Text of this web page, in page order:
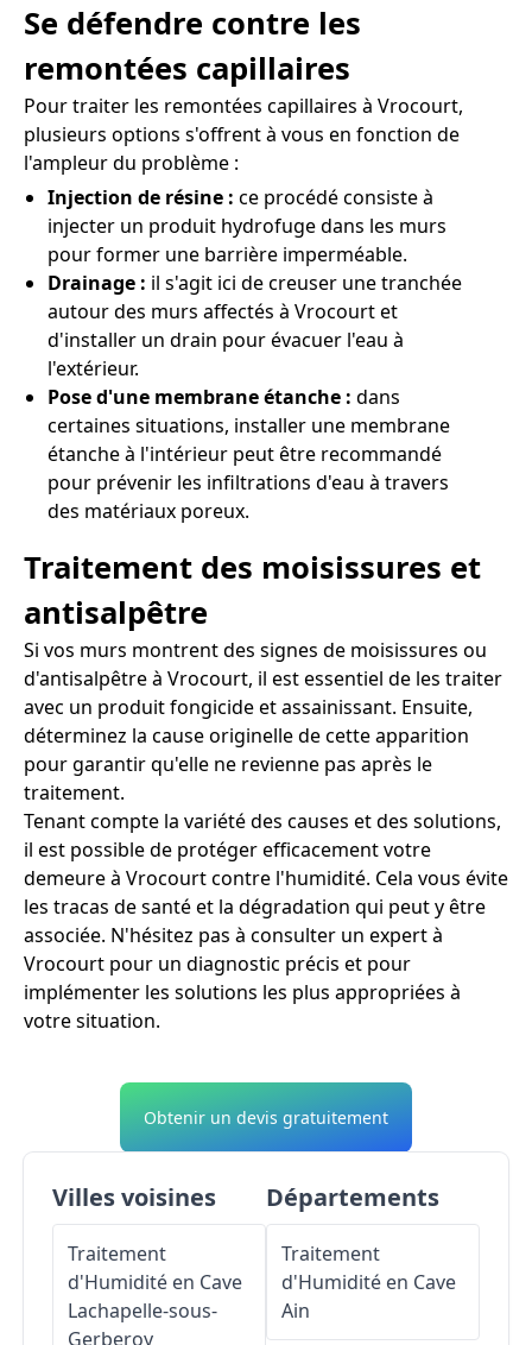
Se défendre contre les
remontées capillaires
Pour traiter les remontées capillaires à Vrocourt,
plusieurs options s'offrent à vous en fonction de
l'ampleur du problème :
Injection de résine : ce procédé consiste à
injecter un produit hydrofuge dans les murs
pour former une barrière imperméable.
Drainage : il s'agit ici de creuser une tranchée
autour des murs affectés à Vrocourt et
d'installer un drain pour évacuer l'eau à
l'extérieur.
Pose d'une membrane étanche : dans
certaines situations, installer une membrane
étanche à l'intérieur peut être recommandé
pour prévenir les infiltrations d'eau à travers
des matériaux poreux.
Traitement des moisissures et
antisalpêtre
Si vos murs montrent des signes de moisissures ou
d'antisalpêtre à Vrocourt, il est essentiel de les traiter
avec un produit fongicide et assainissant. Ensuite,
déterminez la cause originelle de cette apparition
pour garantir qu'elle ne revienne pas après le
traitement.
Tenant compte la variété des causes et des solutions,
il est possible de protéger efficacement votre
demeure à Vrocourt contre l'humidité. Cela vous évite
les tracas de santé et la dégradation qui peut y être
associée. N'hésitez pas à consulter un expert à
Vrocourt pour un diagnostic précis et pour
implémenter les solutions les plus appropriées à
votre situation.
Obtenir un devis gratuitement
Villes voisines
Traitement
d'Humidité en Cave
Lachapelle-sous-
Gerberoy
Départements
Traitement
d'Humidité en Cave
Ain